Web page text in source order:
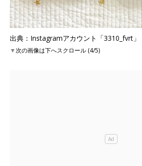
出典：Instagramアカウント「3310_fvrt」
▼次の画像は下へスクロール (4/5)